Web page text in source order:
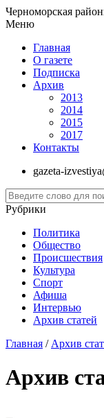
Черноморская
Меню
Главная
О газете
Подписка
Архив
2013
2014
2015
2017
Контакты
gazeta-
Рубрики
Политика
Общество
Проиcшествия
Культура
Спорт
Афиша
Интервью
Архив статей
Главная / Архив
Архив